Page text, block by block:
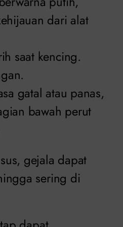
dari alat
saat kencing.
gatal atau panas,
bawah perut
gejala dapat
sering di